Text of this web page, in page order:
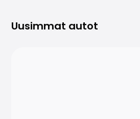
Uusimmat autot